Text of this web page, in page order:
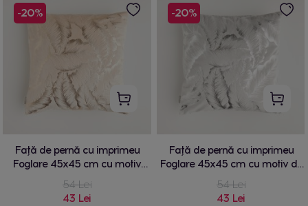
-20%
Față de pernă cu imprimeu
Foglare 45x45 cm cu motiv
frunze
54 Lei
43 Lei
-20%
Față de pernă cu imprimeu
Foglare 45x45 cm cu motiv de
frunze
54 Lei
43 Lei